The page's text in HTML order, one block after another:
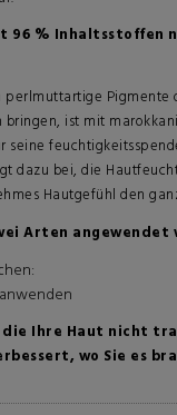
96 % Inhaltsstoffen
perlmuttartige
bringen, ist mit
seine
dazu bei, die
Hautgefühl den
Arten angewendet
die Ihre Haut nicht
wo Sie es